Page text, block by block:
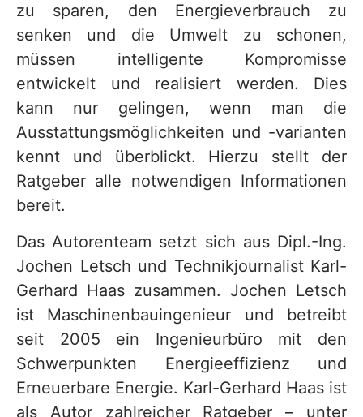
zu sparen, den Energieverbrauch zu
senken und die Umwelt zu schonen,
müssen intelligente Kompromisse
entwickelt und realisiert werden. Dies
kann nur gelingen, wenn man die
Ausstattungsmöglichkeiten und -varianten
kennt und überblickt. Hierzu stellt der
Ratgeber alle notwendigen Informationen
bereit.
Das Autorenteam setzt sich aus Dipl.-Ing.
Jochen Letsch und Technikjournalist Karl-
Gerhard Haas zusammen. Jochen Letsch
ist Maschinenbauingenieur und betreibt
seit 2005 ein Ingenieurbüro mit den
Schwerpunkten Energieeffizienz und
Erneuerbare Energie. Karl-Gerhard Haas ist
als Autor zahlreicher Ratgeber – unter